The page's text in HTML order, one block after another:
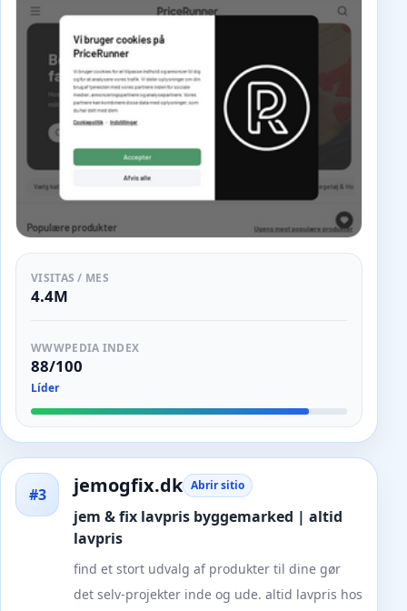
VISITAS / MES
4.4M
WWWPEDIA INDEX
88/100
Líder
#3 jemogfix.dk Abrir sitio
jem & fix lavpris byggemarked | altid
lavpris
find et stort udvalg af produkter til dine gør
det selv-projekter inde og ude. altid lavpris hos